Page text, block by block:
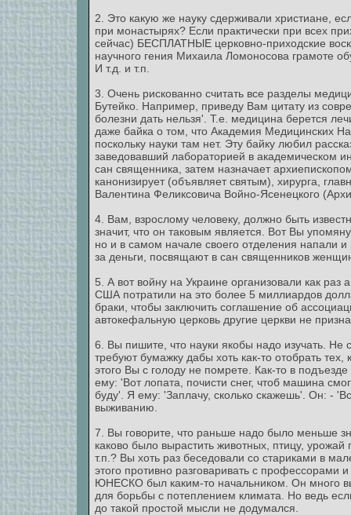
2. Это какую же науку сдерживали христиане,
при монастырях? Если практически при всех
сейчас) БЕСПЛАТНЫЕ церковно-приходские
научного гения Михаила Ломоносова грамоте
И т.д. и т.п.
3. Очень рискованно считать все разделы
Бутейко. Например, приведу Вам цитату из
болезни дать нельзя'. Т.е. медицина берется
даже байка о том, что Академия Медицинских
поскольку науки там нет. Эту байку любил
заведовавший лабораторией в академическом
сан священника, затем назначает
канонизирует (объявляет святым), хирурга,
Валентина Феликсовича Войно-Ясенецкого
4. Вам, взрослому человеку, должно быть
значит, что он таковым является. Вот Вы
но и в самом начале своего отделения напали и
за деньги, посвящают в сан священников
5. А вот войну на Украине организовали как
США потратили на это более 5 миллиардов
браки, чтобы заключить соглашение об
автокефальную церковь другие церкви не
6. Вы пишите, что науки якобы надо изучать. Не
требуют бумажку дабы хоть как-то отобрать
этого Вы с голоду не помрете. Как-то в
ему: 'Вот лопата, почисти снег, чтоб машина
буду'. Я ему: 'Заплачу, сколько скажешь'. Он: -
выживанию.
7. Вы говорите, что раньше надо было меньше
каково было вырастить животных, птицу, урожай
т.п.? Вы хоть раз беседовали со стариками в
этого противно разговаривать с
ЮНЕСКО был каким-то начальником. Он много
для борьбы с потеплением климата. Но ведь
до такой простой мысли не додумался.